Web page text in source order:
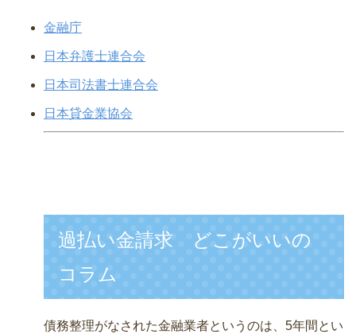
金融庁
日本弁護士連合会
日本司法書士連合会
日本貸金業協会
過払い金請求 どこがいいの
コラム
債務整理がなされた金融業者というのは、5年間とい